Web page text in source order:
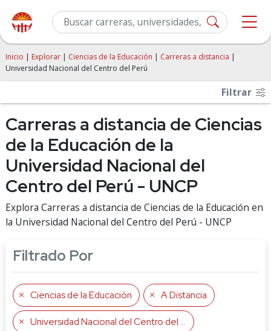
Inicio | Explorar | Ciencias de la Educación | Carreras a distancia |
Universidad Nacional del Centro del Perú
Filtrar
Carreras a distancia de Ciencias
de la Educación de la
Universidad Nacional del
Centro del Perú - UNCP
Explora Carreras a distancia de Ciencias de la Educación en
la Universidad Nacional del Centro del Perú - UNCP
Filtrado Por
Ciencias de la Educación A Distancia
Universidad Nacional del Centro del Perú